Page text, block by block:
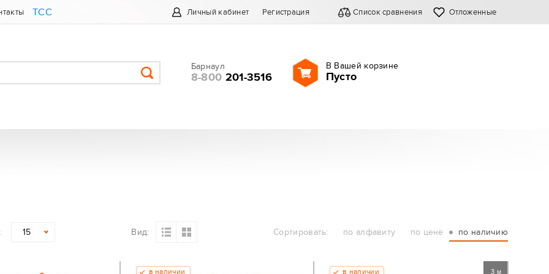
ТСС Личный кабинет Регистрация Список сравнения Отложенные
Барнаул
8-800 201-3516
В Вашей корзине
Пусто
15 Вид: Сортировать: по алфавиту по цене по наличию
в наличии в наличии 3 м